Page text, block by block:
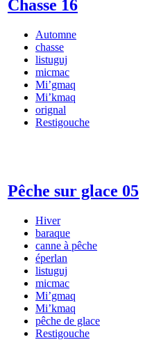
Chasse 16
Automne
chasse
listuguj
micmac
Mi’gmaq
Mi’kmaq
orignal
Restigouche
Pêche sur glace 05
Hiver
baraque
canne à pêche
éperlan
listuguj
micmac
Mi’gmaq
Mi’kmaq
pêche de glace
Restigouche